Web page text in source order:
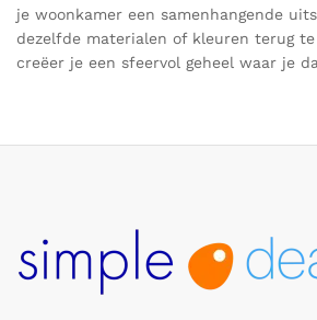
je woonkamer een samenhangende
dezelfde materialen of kleuren terug
creëer je een sfeervol geheel waar je